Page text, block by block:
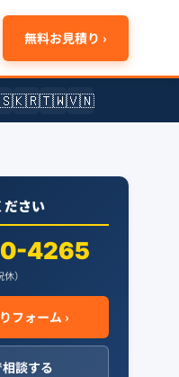
無料お見積り ›
🇰🇷🇹🇼🇻🇳
ださい
4265
）
フォーム ›
談する